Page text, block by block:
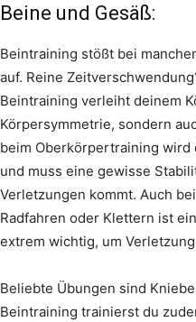
Beine und Gesäß:
Beintraining stößt bei
auf. Reine
Beintraining verleiht deinem
Körpersymmetrie, sondern
beim Oberkörpertraining
und muss eine gewisse
Verletzungen kommt. Auch
Radfahren oder Klettern ist
extrem wichtig, um
Beliebte Übungen sind
Beintraining trainierst du